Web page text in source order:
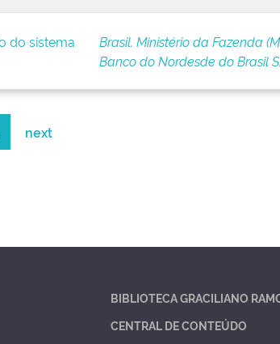
do sistema
Brasil. Ministério da Fazenda
Banco do Nordesde do Brasil
next
BIBLIOTECA GRACILIANO
CENTRAL DE CONTEÚDO